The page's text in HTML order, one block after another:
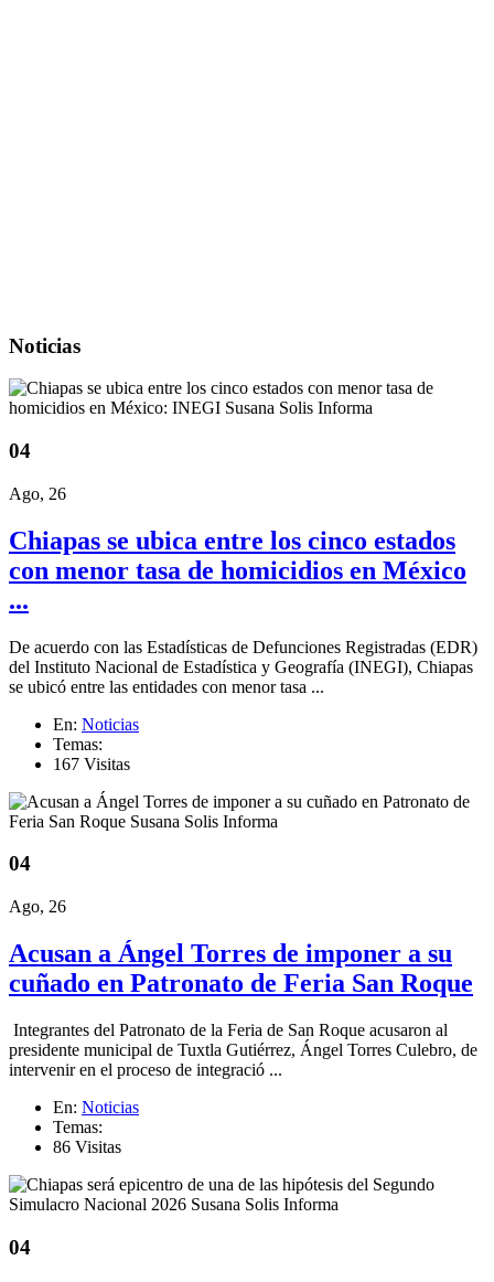
Noticias
04
Ago, 26
Chiapas se ubica entre los cinco estados
con menor tasa de homicidios en México
...
De acuerdo con las Estadísticas de Defunciones Registradas (EDR)
del Instituto Nacional de Estadística y Geografía (INEGI), Chiapas
se ubicó entre las entidades con menor tasa ...
En: Noticias
Temas:
167 Visitas
04
Ago, 26
Acusan a Ángel Torres de imponer a su
cuñado en Patronato de Feria San Roque
Integrantes del Patronato de la Feria de San Roque acusaron al
presidente municipal de Tuxtla Gutiérrez, Ángel Torres Culebro, de
intervenir en el proceso de integració ...
En: Noticias
Temas:
86 Visitas
04